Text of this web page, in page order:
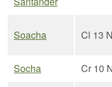
Soacha Cl 13
Socha
Cr 10